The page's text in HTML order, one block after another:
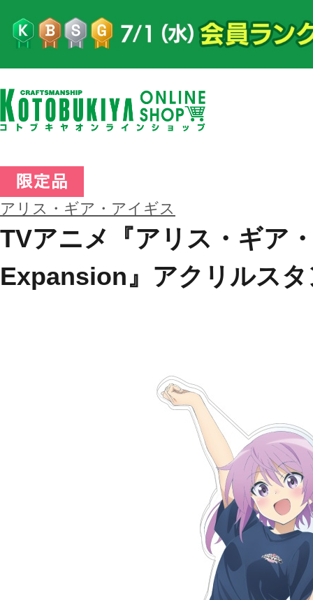
アリス・ギア・アイギス
TVアニメ『アリス・ギア
Expansion』アクリルス